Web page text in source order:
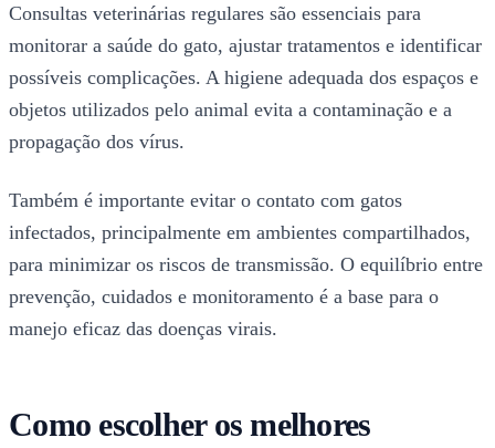
Consultas veterinárias regulares são essenciais para
monitorar a saúde do gato, ajustar tratamentos e identificar
possíveis complicações. A higiene adequada dos espaços e
objetos utilizados pelo animal evita a contaminação e a
propagação dos vírus.
Também é importante evitar o contato com gatos
infectados, principalmente em ambientes compartilhados,
para minimizar os riscos de transmissão. O equilíbrio entre
prevenção, cuidados e monitoramento é a base para o
manejo eficaz das doenças virais.
Como escolher os melhores